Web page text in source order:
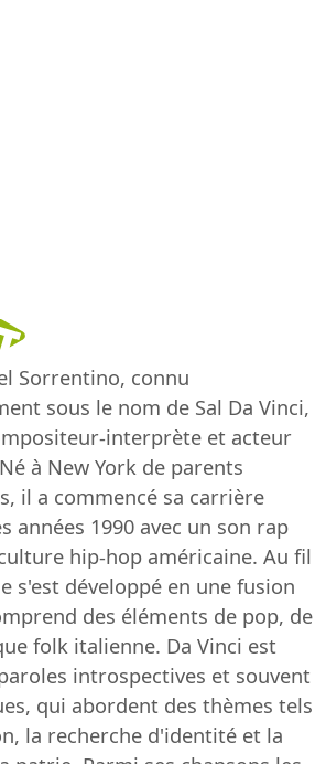
Sorrentino, connu
sous le nom de Sal Da Vinci,
interprète et acteur
à New York de parents
il a commencé sa carrière
années 1990 avec un son rap
hip-hop américaine. Au fil
s'est développé en une fusion
des éléments de pop, de
folk italienne. Da Vinci est
introspectives et souvent
qui abordent des thèmes tels
la recherche d'identité et la